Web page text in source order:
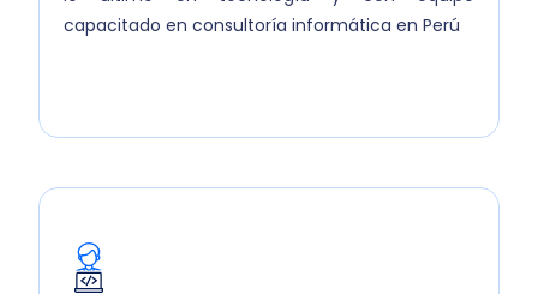
capacitado en consultoría informática en Perú